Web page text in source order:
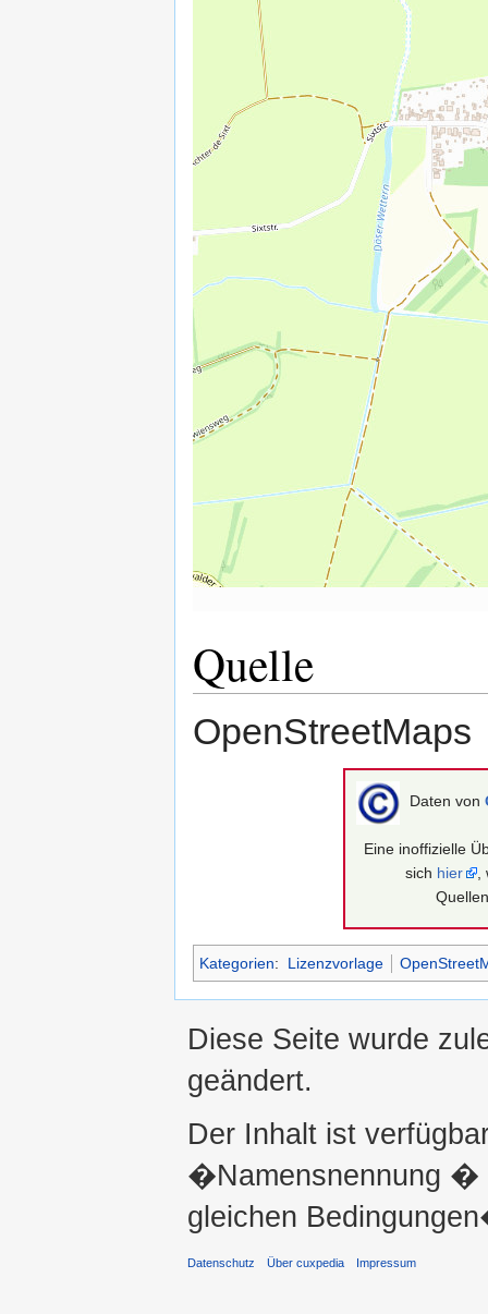
Quelle
OpenStreetMaps
Daten von
Eine inoffizielle
sich hier
Kategorien: Lizenzvorlage
Diese Seite wurde
geändert.
Der Inhalt ist
�Namensnennung �
gleichen
Datenschutz Über cuxpedia Impressum